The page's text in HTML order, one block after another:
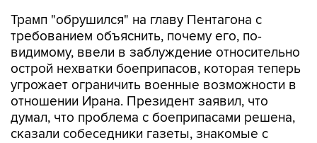
Трамп "обрушился" на главу Пентагона с
требованием объяснить, почему его, по-
видимому, ввели в заблуждение относительно
острой нехватки боеприпасов, которая теперь
угрожает ограничить военные возможности в
отношении Ирана. Президент заявил, что
думал, что проблема с боеприпасами решена,
сказали собеседники газеты, знакомые с